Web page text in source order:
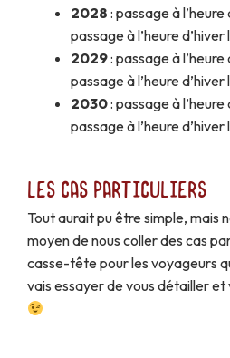
2028 : passage à
passage à l’heure
2029: passage à l’heure
passage à l’heure
2030: passage à
passage à l’heure
Les cas particuliers
Tout aurait pu être simple, mais
moyen de nous coller des cas
casse-tête pour les voyageurs
vais essayer de vous détailler